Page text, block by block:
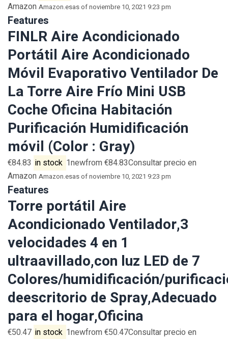
Amazon Amazon.esas of noviembre 10, 2021 9:23 pm
Features
FINLR Aire Acondicionado
Portátil Aire Acondicionado
Móvil Evaporativo Ventilador De
La Torre Aire Frío Mini USB
Coche Oficina Habitación
Purificación Humidificación
móvil (Color : Gray)
€84.83 in stock 1newfrom €84.83Consultar precio en
Amazon Amazon.esas of noviembre 10, 2021 9:23 pm
Features
Torre portátil Aire
Acondicionado Ventilador,3
velocidades 4 en 1
ultraavillado,con luz LED de 7
Colores/humidificación/
deescritorio de Spray,Adecuado
para el hogar,Oficina
€50.47 in stock 1newfrom €50.47Consultar precio en